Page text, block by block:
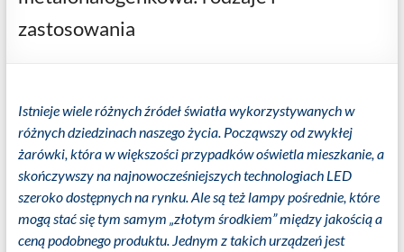
zastosowania
Istnieje wiele różnych źródeł światła wykorzystywanych w
różnych dziedzinach naszego życia. Począwszy od zwykłej
żarówki, która w większości przypadków oświetla mieszkanie, a
skończywszy na najnowocześniejszych technologiach LED
szeroko dostępnych na rynku. Ale są też lampy pośrednie, które
mogą stać się tym samym „złotym środkiem” między jakością a
ceną podobnego produktu. Jednym z takich urządzeń jest